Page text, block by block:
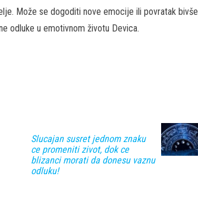
Može se dogoditi nove emocije ili povratak bivše
odluke u emotivnom životu Devica.
Slucajan susret jednom znaku
ce promeniti zivot, dok ce
blizanci morati da donesu vaznu
odluku!